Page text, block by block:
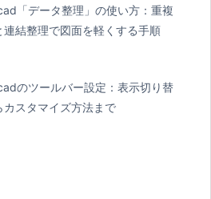
「データ整理」の使い方：重複
連結整理で図面を軽くする手順
のツールバー設定：表示切り替
カスタマイズ方法まで